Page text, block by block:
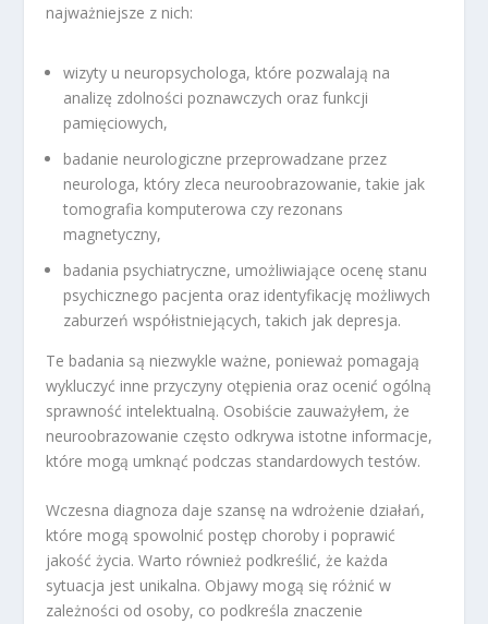
najważniejsze z nich:
wizyty u neuropsychologa, które pozwalają na
analizę zdolności poznawczych oraz funkcji
pamięciowych,
badanie neurologiczne przeprowadzane przez
neurologa, który zleca neuroobrazowanie, takie jak
tomografia komputerowa czy rezonans
magnetyczny,
badania psychiatryczne, umożliwiające ocenę stanu
psychicznego pacjenta oraz identyfikację możliwych
zaburzeń współistniejących, takich jak depresja.
Te badania są niezwykle ważne, ponieważ pomagają
wykluczyć inne przyczyny otępienia oraz ocenić ogólną
sprawność intelektualną. Osobiście zauważyłem, że
neuroobrazowanie często odkrywa istotne informacje,
które mogą umknąć podczas standardowych testów.
Wczesna diagnoza daje szansę na wdrożenie działań,
które mogą spowolnić postęp choroby i poprawić
jakość życia. Warto również podkreślić, że każda
sytuacja jest unikalna. Objawy mogą się różnić w
zależności od osoby, co podkreśla znaczenie